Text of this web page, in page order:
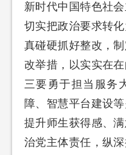
新时代中国特色社
切实把政治要求转
真碰硬抓好整改，
改举措，以实实在
三要勇于担当服务
障、智慧平台建设
提升师生获得感、
治党主体责任，纵